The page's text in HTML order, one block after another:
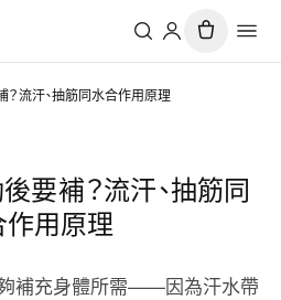
流汗、抽筋同水合作用原理
要補？流汗、抽筋同
用原理
補充身體所需——因為汗水帶